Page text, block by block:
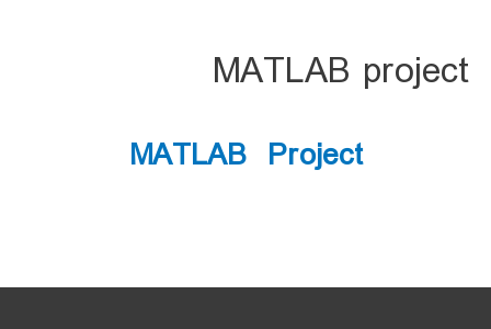
MATLAB project
MATLAB Project